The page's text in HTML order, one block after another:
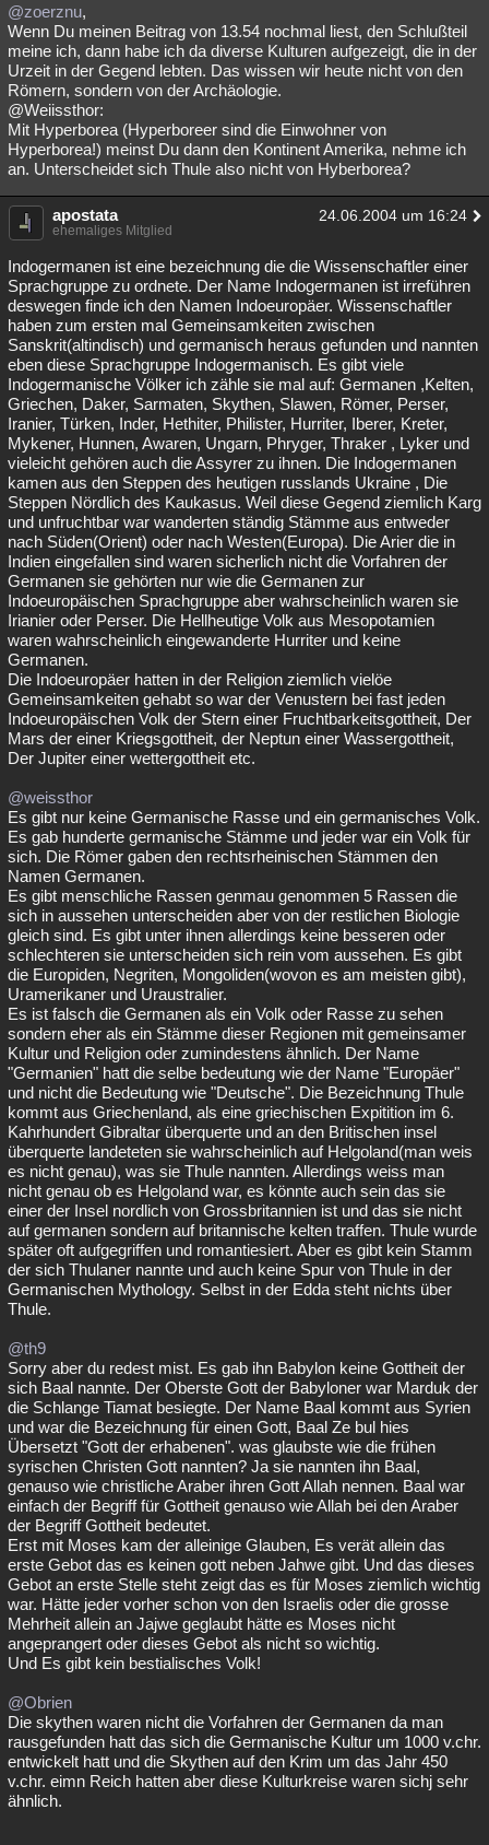
@zoerznu,
Wenn Du meinen Beitrag von 13.54 nochmal liest, den Schlußteil
meine ich, dann habe ich da diverse Kulturen aufgezeigt, die in der
Urzeit in der Gegend lebten. Das wissen wir heute nicht von den
Römern, sondern von der Archäologie.
@Weiissthor:
Mit Hyperborea (Hyperboreer sind die Einwohner von
Hyperborea!) meinst Du dann den Kontinent Amerika, nehme ich
an. Unterscheidet sich Thule also nicht von Hyberborea?
apostata 24.06.2004 um 16:24
ehemaliges Mitglied
Indogermanen ist eine bezeichnung die die Wissenschaftler einer
Sprachgruppe zu ordnete. Der Name Indogermanen ist irreführen
deswegen finde ich den Namen Indoeuropäer. Wissenschaftler
haben zum ersten mal Gemeinsamkeiten zwischen
Sanskrit(altindisch) und germanisch heraus gefunden und nannten
eben diese Sprachgruppe Indogermanisch. Es gibt viele
Indogermanische Völker ich zähle sie mal auf: Germanen ,Kelten,
Griechen, Daker, Sarmaten, Skythen, Slawen, Römer, Perser,
Iranier, Türken, Inder, Hethiter, Philister, Hurriter, Iberer, Kreter,
Mykener, Hunnen, Awaren, Ungarn, Phryger, Thraker , Lyker und
vieleicht gehören auch die Assyrer zu ihnen. Die Indogermanen
kamen aus den Steppen des heutigen russlands Ukraine , Die
Steppen Nördlich des Kaukasus. Weil diese Gegend ziemlich Karg
und unfruchtbar war wanderten ständig Stämme aus entweder
nach Süden(Orient) oder nach Westen(Europa). Die Arier die in
Indien eingefallen sind waren sicherlich nicht die Vorfahren der
Germanen sie gehörten nur wie die Germanen zur
Indoeuropäischen Sprachgruppe aber wahrscheinlich waren sie
Irianier oder Perser. Die Hellheutige Volk aus Mesopotamien
waren wahrscheinlich eingewanderte Hurriter und keine
Germanen.
Die Indoeuropäer hatten in der Religion ziemlich vielöe
Gemeinsamkeiten gehabt so war der Venustern bei fast jeden
Indoeuropäischen Volk der Stern einer Fruchtbarkeitsgottheit, Der
Mars der einer Kriegsgottheit, der Neptun einer Wassergottheit,
Der Jupiter einer wettergottheit etc.
@weissthor
Es gibt nur keine Germanische Rasse und ein germanisches Volk.
Es gab hunderte germanische Stämme und jeder war ein Volk für
sich. Die Römer gaben den rechtsrheinischen Stämmen den
Namen Germanen.
Es gibt menschliche Rassen genmau genommen 5 Rassen die
sich in aussehen unterscheiden aber von der restlichen Biologie
gleich sind. Es gibt unter ihnen allerdings keine besseren oder
schlechteren sie unterscheiden sich rein vom aussehen. Es gibt
die Europiden, Negriten, Mongoliden(wovon es am meisten gibt),
Uramerikaner und Uraustralier.
Es ist falsch die Germanen als ein Volk oder Rasse zu sehen
sondern eher als ein Stämme dieser Regionen mit gemeinsamer
Kultur und Religion oder zumindestens ähnlich. Der Name
"Germanien" hatt die selbe bedeutung wie der Name "Europäer"
und nicht die Bedeutung wie "Deutsche". Die Bezeichnung Thule
kommt aus Griechenland, als eine griechischen Expitition im 6.
Kahrhundert Gibraltar überquerte und an den Britischen insel
überquerte landeteten sie wahrscheinlich auf Helgoland(man weis
es nicht genau), was sie Thule nannten. Allerdings weiss man
nicht genau ob es Helgoland war, es könnte auch sein das sie
einer der Insel nordlich von Grossbritannien ist und das sie nicht
auf germanen sondern auf britannische kelten traffen. Thule wurde
später oft aufgegriffen und romantiesiert. Aber es gibt kein Stamm
der sich Thulaner nannte und auch keine Spur von Thule in der
Germanischen Mythology. Selbst in der Edda steht nichts über
Thule.
@th9
Sorry aber du redest mist. Es gab ihn Babylon keine Gottheit der
sich Baal nannte. Der Oberste Gott der Babyloner war Marduk der
die Schlange Tiamat besiegte. Der Name Baal kommt aus Syrien
und war die Bezeichnung für einen Gott, Baal Ze bul hies
Übersetzt "Gott der erhabenen". was glaubste wie die frühen
syrischen Christen Gott nannten? Ja sie nannten ihn Baal,
genauso wie christliche Araber ihren Gott Allah nennen. Baal war
einfach der Begriff für Gottheit genauso wie Allah bei den Araber
der Begriff Gottheit bedeutet.
Erst mit Moses kam der alleinige Glauben, Es verät allein das
erste Gebot das es keinen gott neben Jahwe gibt. Und das dieses
Gebot an erste Stelle steht zeigt das es für Moses ziemlich wichtig
war. Hätte jeder vorher schon von den Israelis oder die grosse
Mehrheit allein an Jajwe geglaubt hätte es Moses nicht
angeprangert oder dieses Gebot als nicht so wichtig.
Und Es gibt kein bestialisches Volk!
@Obrien
Die skythen waren nicht die Vorfahren der Germanen da man
rausgefunden hatt das sich die Germanische Kultur um 1000 v.chr.
entwickelt hatt und die Skythen auf den Krim um das Jahr 450
v.chr. eimn Reich hatten aber diese Kulturkreise waren sichj sehr
ähnlich.